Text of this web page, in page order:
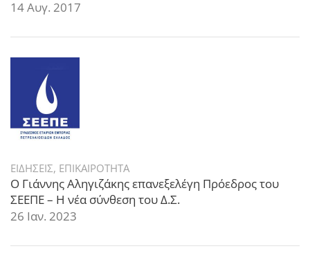
14 Αυγ. 2017
ΕΙΔΗΣΕΙΣ, ΕΠΙΚΑΙΡΟΤΗΤΑ
Ο Γιάννης Αληγιζάκης επανεξελέγη Πρόεδρος του
ΣΕΕΠΕ – Η νέα σύνθεση του Δ.Σ.
26 Ιαν. 2023